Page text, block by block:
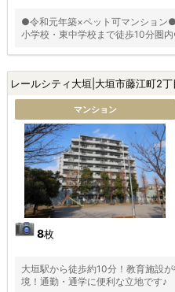
●令和元年築×ペット可マンショ
小学校・東中学校まで徒歩10分圏
レールシティ大垣|大垣市藤江町2
マンション
8枚
大垣駅から徒歩約10分！教育施設
境！通勤・通学に便利な立地です♪